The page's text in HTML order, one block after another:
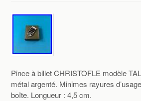
Pince à billet CHRISTOFLE modèle
métal argenté. Minimes rayures
boîte. Longueur : 4,5 cm.